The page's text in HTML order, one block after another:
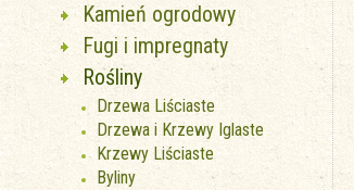
Kamień ogrodowy
Fugi i impregnaty
Rośliny
Drzewa Liściaste
Drzewa i Krzewy Iglaste
Krzewy Liściaste
Byliny